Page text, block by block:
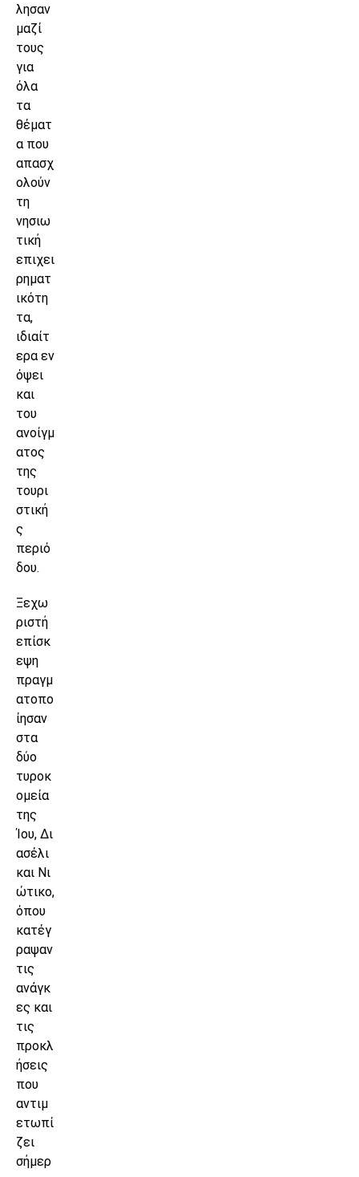
λησαν
μαζί
τους
για
όλα
τα
θέματ
α που
απασχ
ολούν
τη
νησιω
τική
επιχει
ρηματ
ικότη
τα,
ιδιαίτ
ερα εν
όψει
και
του
ανοίγμ
ατος
της
τουρι
στική
ς
περιό
δου.
Ξεχω
ριστή
επίσκ
εψη
πραγμ
ατοπο
ίησαν
στα
δύο
τυροκ
ομεία
της
Ίου, Δι
ασέλι
και Νι
ώτικο,
όπου
κατέγ
ραψαν
τις
ανάγκ
ες και
τις
προκλ
ήσεις
που
αντιμ
ετωπί
ζει
σήμερ